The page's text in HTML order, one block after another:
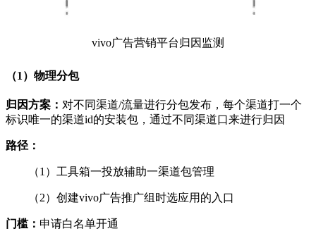
vivo广告营销平台归因监测
（1）物理分包
归因方案： 对不同渠道/流量进行分包发布，每个渠道打一个
标识唯一的渠道id的安装包，通过不同渠道口来进行归因
路径：
（1）工具箱一投放辅助一渠道包管理
（2）创建vivo广告推广组时选应用的入口
门槛： 申请白名单开通